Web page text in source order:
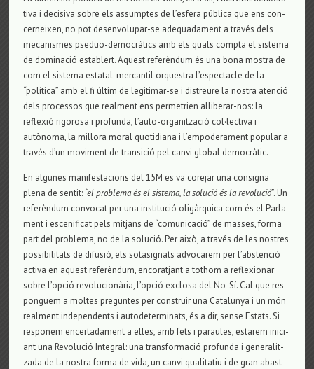
tiva i deci­siva sobre els assump­tes de l’esfera pública que ens con­
cer­nei­xen, no pot desen­vo­lu­par-se ade­qua­da­ment a través dels
meca­nis­mes pse­duo-democràtics amb els quals compta el sis­tema
de domi­nació esta­blert. Aquest referèndum és una bona mos­tra de
com el sis­tema esta­tal-mer­can­til orques­tra l’espec­ta­cle de la
“política” amb el fi últim de legi­ti­mar-se i dis­treure la nos­tra atenció
dels pro­ces­sos que real­ment ens per­me­trien alli­be­rar-nos: la
reflexió rigo­rosa i pro­funda, l’auto-orga­nit­zació col·lec­tiva i
autònoma, la millora moral quo­ti­di­ana i l’empo­de­ra­ment popu­lar a
través d’un movi­ment de tran­sició pel canvi glo­bal democràtic.
En algu­nes mani­fes­ta­ci­ons del 15M es va core­jar una con­signa
plena de sen­tit: “el pro­blema és el sis­tema, la solució és la revo­lució”. Un
referèndum con­vo­cat per una ins­ti­tució oligàrquica com és el Par­la­
ment i esce­ni­fi­cat pels mit­jans de “comu­ni­cació” de mas­ses, forma
part del pro­blema, no de la solució. Per això, a través de les nos­tres
pos­si­bi­li­tats de difusió, els sota­sig­nats advo­ca­rem per l’abs­tenció
activa en aquest referèndum, enco­rat­jant a tot­hom a refle­xi­o­nar
sobre l’opció revo­lu­cionària, l’opció exclosa del No-Sí. Cal que res­
pon­guem a mol­tes pre­gun­tes per cons­truir una Cata­lu­nya i un món
real­ment inde­pen­dents i auto­de­ter­mi­nats, és a dir, sense Estats. Si
res­po­nem encer­ta­da­ment a elles, amb fets i parau­les, esta­rem ini­ci­
ant una Revo­lució Inte­gral: una trans­for­mació pro­funda i gene­ra­lit­
zada de la nos­tra forma de vida, un canvi qua­li­ta­tiu i de gran abast